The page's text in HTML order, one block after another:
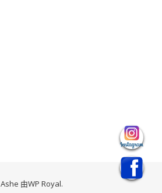
Ashe 由WP Royal.